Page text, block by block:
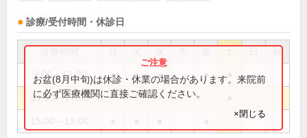
診療/受付時間・休診日
祝
9:00～13:00 ● ● ● ●
14:00～17:00
お盆(8月中旬)は休診・休業の場合があります。来院前
に必ず医療機関に直接ご確認ください。
×閉じる